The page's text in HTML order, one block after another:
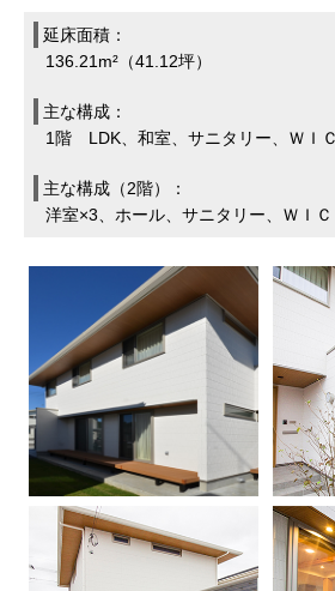
延床面積：
136.21m²（41.12坪）
主な構成：
1階 LDK、和室、サニタリー、ＷＩＣ
主な構成（2階）：
洋室×3、ホール、サニタリー、ＷＩＣ